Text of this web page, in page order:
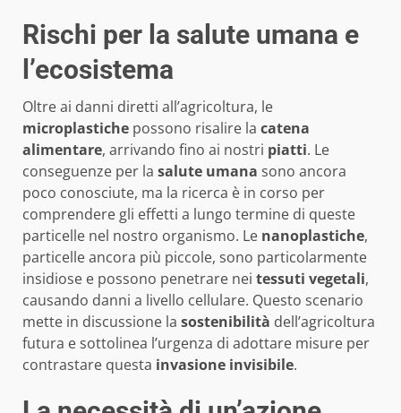
Rischi per la salute umana e
l’ecosistema
Oltre ai danni diretti all’agricoltura, le
microplastiche possono risalire la catena
alimentare, arrivando fino ai nostri piatti. Le
conseguenze per la salute umana sono ancora
poco conosciute, ma la ricerca è in corso per
comprendere gli effetti a lungo termine di queste
particelle nel nostro organismo. Le nanoplastiche,
particelle ancora più piccole, sono particolarmente
insidiose e possono penetrare nei tessuti vegetali,
causando danni a livello cellulare. Questo scenario
mette in discussione la sostenibilità dell’agricoltura
futura e sottolinea l’urgenza di adottare misure per
contrastare questa invasione invisibile.